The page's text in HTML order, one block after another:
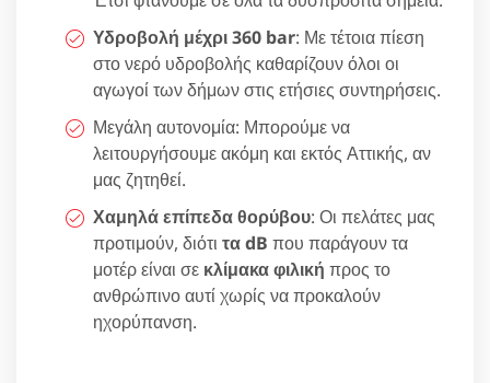
Υδροβολή μέχρι 360 bar: Με τέτοια πίεση
στο νερό υδροβολής καθαρίζουν όλοι οι
αγωγοί των δήμων στις ετήσιες συντηρήσεις.
Μεγάλη αυτονομία: Μπορούμε να
λειτουργήσουμε ακόμη και εκτός Αττικής, αν
μας ζητηθεί.
Χαμηλά επίπεδα θορύβου: Οι πελάτες μας
προτιμούν, διότι τα dB που παράγουν τα
μοτέρ είναι σε κλίμακα φιλική προς το
ανθρώπινο αυτί χωρίς να προκαλούν
ηχορύπανση.